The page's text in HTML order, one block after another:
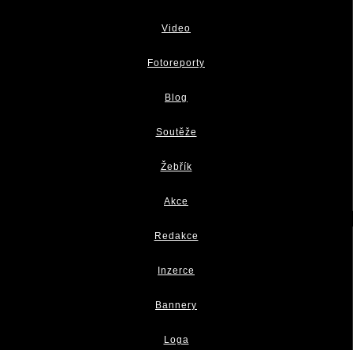
Video
Fotoreporty
Blog
Soutěže
Žebřík
Akce
Redakce
Inzerce
Bannery
Loga